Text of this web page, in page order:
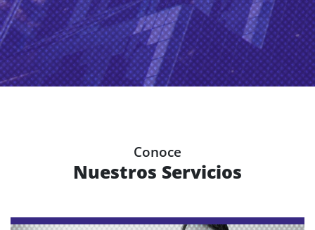
Conoce
Nuestros Servicios